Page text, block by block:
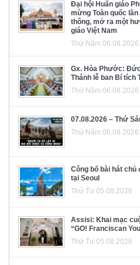
Đại hội Huấn giáo
mừng Toàn quốc
thông, mở ra một
giáo Việt Nam
Thứ Năm 06.08.2026
Gx. Hòa Phước:
Thánh lễ ban Bí tích
Thứ Năm 06.08.2026
07.08.2026 – Thứ
Thứ Năm 06.08.2026
Công bố bài hát chủ
tại Seoul
Thứ Tư 05.08.2026
Assisi: Khai mạc
“GO! Franciscan
Thứ Tư 05.08.2026